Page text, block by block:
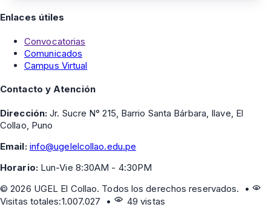
Enlaces útiles
Convocatorias
Comunicados
Campus Virtual
Contacto y Atención
Dirección: Jr. Sucre N° 215, Barrio Santa Bárbara, Ilave, El
Collao, Puno
Email: info@ugelelcollao.edu.pe
Horario:Lun-Vie 8:30AM - 4:30PM
©2026 UGEL El Collao. Todos los derechos reservados. •
Visitas totales:1.007.027 • 49 vistas